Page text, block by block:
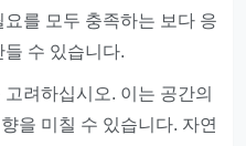
를 모두 충족하는 보다 응
수 있습니다.
려하십시오. 이는 공간의
을 미칠 수 있습니다. 자연